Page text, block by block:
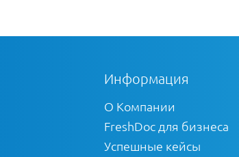
Информация
О Компании
FreshDoc для бизнеса
Успешные кейсы